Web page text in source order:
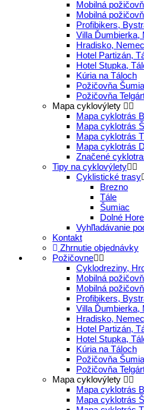
Mobilná
Mobilná
Profibikers,
Villa Ďumbierka,
Hradisko,
Hotel Partizán,
Hotel Stupka,
Kúria na Táloch
Požičovňa
Požičovňa
Mapa cyklovýlety
Mapa cyklotrás
Mapa cyklotrás
Mapa cyklotrás
Mapa cyklotrás
Značené
Tipy na cyklovýlety
Cyklistické trasy
Brezno
Tále
Šumiac
Dolné
Vyhľladávanie
Kontakt
Zhrnutie objednávky
Požičovne
Cyklodreziny,
Mobilná
Mobilná
Profibikers,
Villa Ďumbierka,
Hradisko,
Hotel Partizán,
Hotel Stupka,
Kúria na Táloch
Požičovňa
Požičovňa
Mapa cyklovýlety
Mapa cyklotrás
Mapa cyklotrás